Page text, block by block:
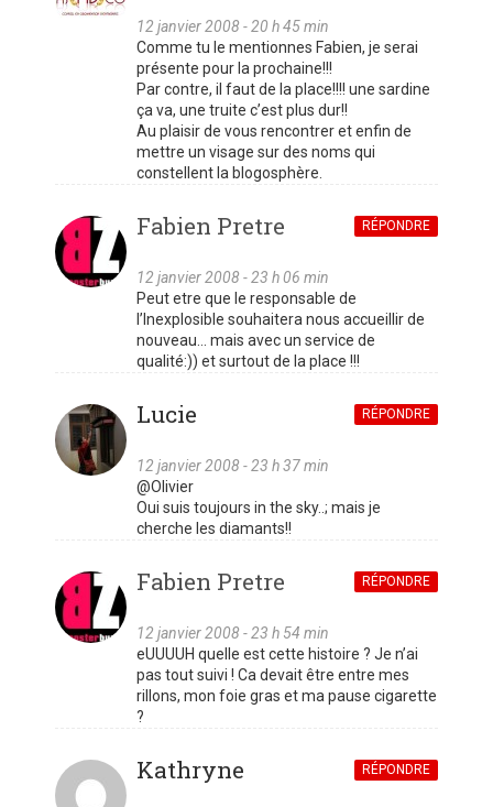
12 janvier 2008 - 20 h 45 min
Comme tu le mentionnes Fabien, je serai
présente pour la prochaine!!!
Par contre, il faut de la place!!!! une sardine
ça va, une truite c’est plus dur!!
Au plaisir de vous rencontrer et enfin de
mettre un visage sur des noms qui
constellent la blogosphère.
Fabien Pretre
12 janvier 2008 - 23 h 06 min
RÉPONDRE
Peut etre que le responsable de
l’Inexplosible souhaitera nous accueillir de
nouveau… mais avec un service de
qualité:)) et surtout de la place !!!
Lucie
12 janvier 2008 - 23 h 37 min
RÉPONDRE
@Olivier
Oui suis toujours in the sky..; mais je
cherche les diamants!!
Fabien Pretre
12 janvier 2008 - 23 h 54 min
RÉPONDRE
eUUUUH quelle est cette histoire ? Je n’ai
pas tout suivi ! Ca devait être entre mes
rillons, mon foie gras et ma pause cigarette
?
Kathryne RÉPONDRE